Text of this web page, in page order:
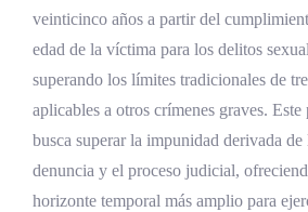
veinticinco años a partir del
edad de la víctima para los delitos
superando los límites tradicionales de
aplicables a otros crímenes graves.
busca superar la impunidad derivada de
denuncia y el proceso judicial,
horizonte temporal más amplio para